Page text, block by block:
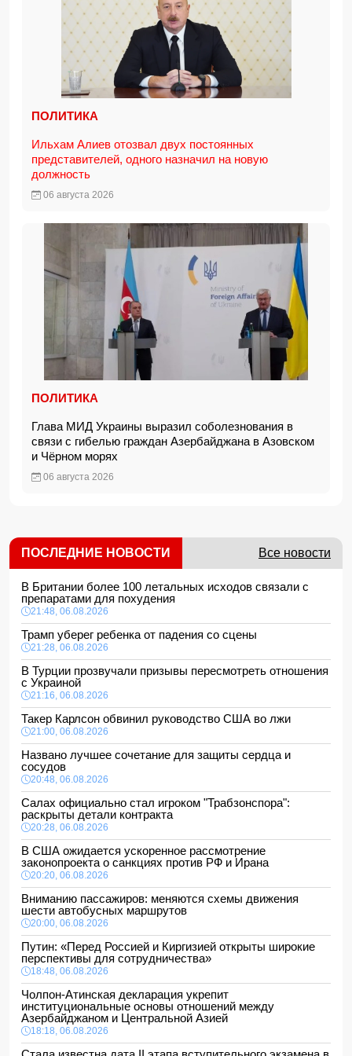
ПОЛИТИКА
Ильхам Алиев отозвал двух постоянных
представителей, одного назначил на новую
должность
06 августа 2026
ПОЛИТИКА
Глава МИД Украины выразил соболезнования в
связи с гибелью граждан Азербайджана в Азовском
и Чёрном морях
06 августа 2026
ПОСЛЕДНИЕ НОВОСТИ Все новости
В Британии более 100 летальных исходов связали с
препаратами для похудения
21:48, 06.08.2026
Трамп уберег ребенка от падения со сцены
21:28, 06.08.2026
В Турции прозвучали призывы пересмотреть отношения
с Украиной
21:16, 06.08.2026
Такер Карлсон обвинил руководство США во лжи
21:00, 06.08.2026
Названо лучшее сочетание для защиты сердца и
сосудов
20:48, 06.08.2026
Салах официально стал игроком "Трабзонспора":
раскрыты детали контракта
20:28, 06.08.2026
В США ожидается ускоренное рассмотрение
законопроекта о санкциях против РФ и Ирана
20:20, 06.08.2026
Вниманию пассажиров: меняются схемы движения
шести автобусных маршрутов
20:00, 06.08.2026
Путин: «Перед Россией и Киргизией открыты широкие
перспективы для сотрудничества»
18:48, 06.08.2026
Чолпон-Атинская декларация укрепит
институциональные основы отношений между
Азербайджаном и Центральной Азией
18:18, 06.08.2026